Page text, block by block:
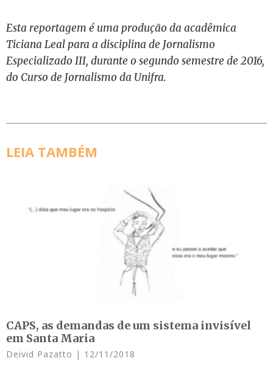
Esta reportagem é uma produção da acadêmica
Ticiana Leal para a disciplina de Jornalismo
Especializado III, durante o segundo semestre de 2016,
do Curso de Jornalismo da Unifra.
LEIA TAMBÉM
CAPS, as demandas de um sistema invisível
em Santa Maria
Deivid Pazatto 12/11/2018